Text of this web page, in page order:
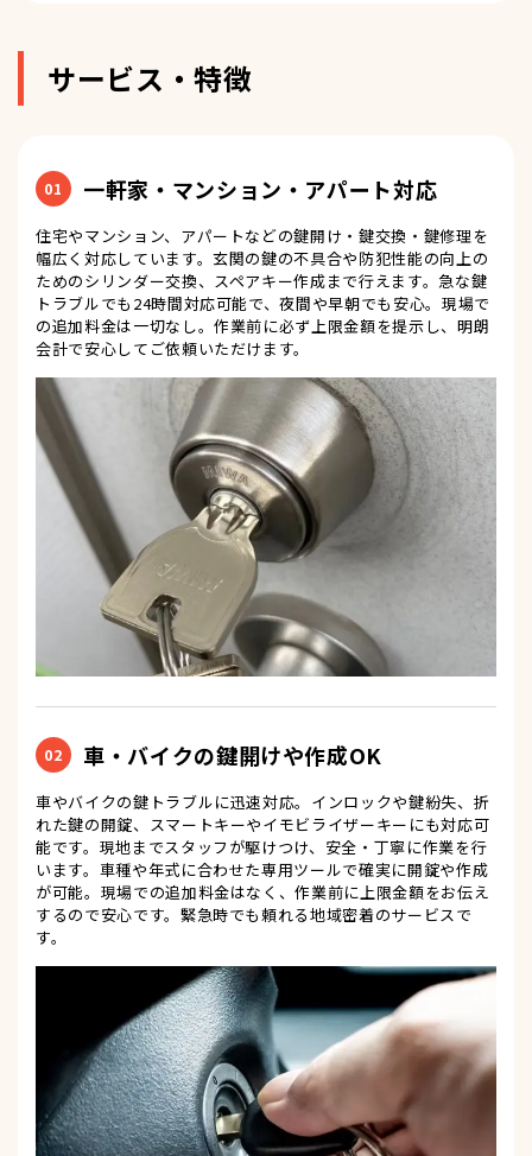
サービス・特徴
01 一軒家・マンション・アパート対応
住宅やマンション、アパートなどの鍵開け・鍵交換・鍵修理を
幅広く対応しています。玄関の鍵の不具合や防犯性能の向上の
ためのシリンダー交換、スペアキー作成まで行えます。急な鍵
トラブルでも24時間対応可能で、夜間や早朝でも安心。現場で
の追加料金は一切なし。作業前に必ず上限金額を提示し、明朗
会計で安心してご依頼いただけます。
02 車・バイクの鍵開けや作成OK
車やバイクの鍵トラブルに迅速対応。インロックや鍵紛失、折
れた鍵の開錠、スマートキーやイモビライザーキーにも対応可
能です。現地までスタッフが駆けつけ、安全・丁寧に作業を行
います。車種や年式に合わせた専用ツールで確実に開錠や作成
が可能。現場での追加料金はなく、作業前に上限金額をお伝え
するので安心です。緊急時でも頼れる地域密着のサービスで
す。